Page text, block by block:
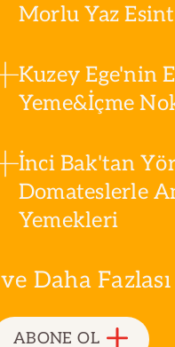
Morlu Yaz
Kuzey Ege'nin
Yeme&İçme
İnci Bak'tan
Domateslerle
Yemekleri
ve Daha Fazlası
ABONE OL